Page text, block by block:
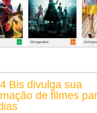
Bis divulga sua
de filmes